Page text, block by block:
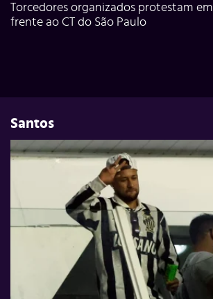
Torcedores organizados protestam em
frente ao CT do São Paulo
Santos